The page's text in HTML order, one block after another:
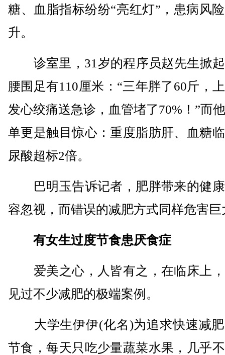
糖、血脂指标纷纷“亮红灯”，患病风
升。
诊室里，31岁的程序员赵先生掀
腰围足有110厘米：“三年胖了60斤，
发心绞痛送急诊，血管堵了70%！”而
单更是触目惊心：重度脂肪肝、血糖
尿酸超标2倍。
巴明玉告诉记者，肥胖带来的健
容忽视，而错误的减肥方式同样危害巨
有女生过度节食患厌食症
爱美之心，人皆有之，在临床上
见过不少减肥的极端案例。
大学生伊伊(化名)为追求快速减肥
节食，每天只吃少量蔬菜水果，几乎